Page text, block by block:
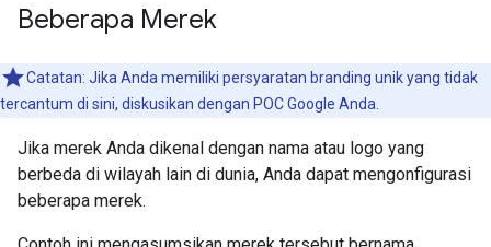
Beberapa Merek
Catatan: Jika Anda memiliki persyaratan branding unik yang tidak
tercantum di sini, diskusikan dengan POC Google Anda.
Jika merek Anda dikenal dengan nama atau logo yang
berbeda di wilayah lain di dunia, Anda dapat mengonfigurasi
beberapa merek.